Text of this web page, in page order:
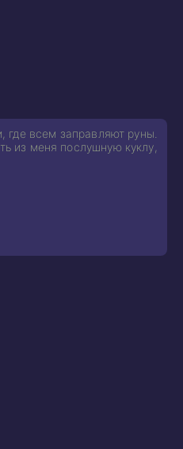
где всем заправляют руны.
из меня послушную куклу,